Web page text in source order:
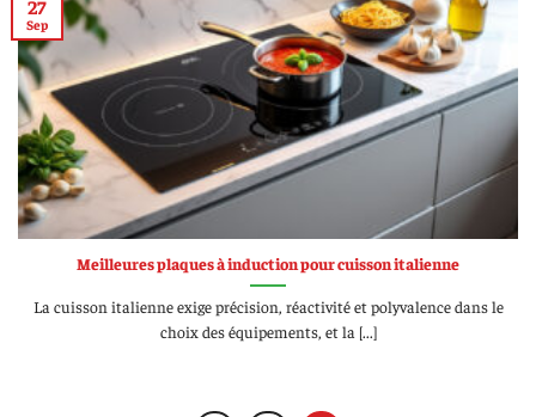
Meilleures plaques à induction pour cuisson italienne
La cuisson italienne exige précision, réactivité et polyvalence dans le
choix des équipements, et la [...]
27
Sep